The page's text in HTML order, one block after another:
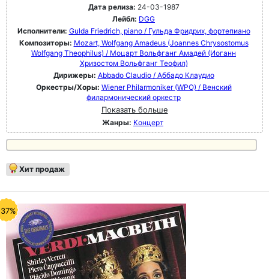
Дата релиза: 24-03-1987
Лейбл: DGG
Исполнители: Gulda Friedrich, piano / Гульда Фридрих, фортепиано
Композиторы: Mozart, Wolfgang Amadeus (Joannes Chrysostomus
Wolfgang Theophilus) / Моцарт Вольфганг Амадей (Иоганн
Хризостом Вольфганг Теофил)
Дирижеры: Abbado Claudio / Аббадо Клаудио
Оркестры/Хоры: Wiener Philarmoniker (WPO) / Венский
филармонический оркестр
Показать больше
Жанры: Концерт
Хит продаж